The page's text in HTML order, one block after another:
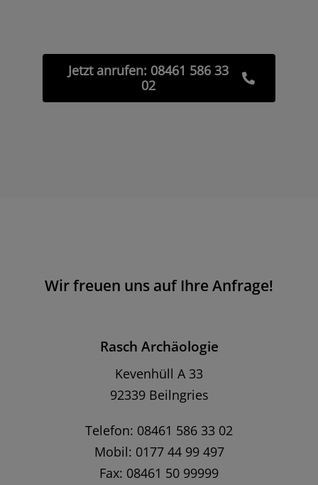
Jetzt anrufen: 08461 586 33
02
Wir freuen uns auf Ihre Anfrage!
Rasch Archäologie
Kevenhüll A 33
92339 Beilngries
Telefon: 08461 586 33 02
Mobil: 0177 44 99 497
Fax: 08461 50 99999